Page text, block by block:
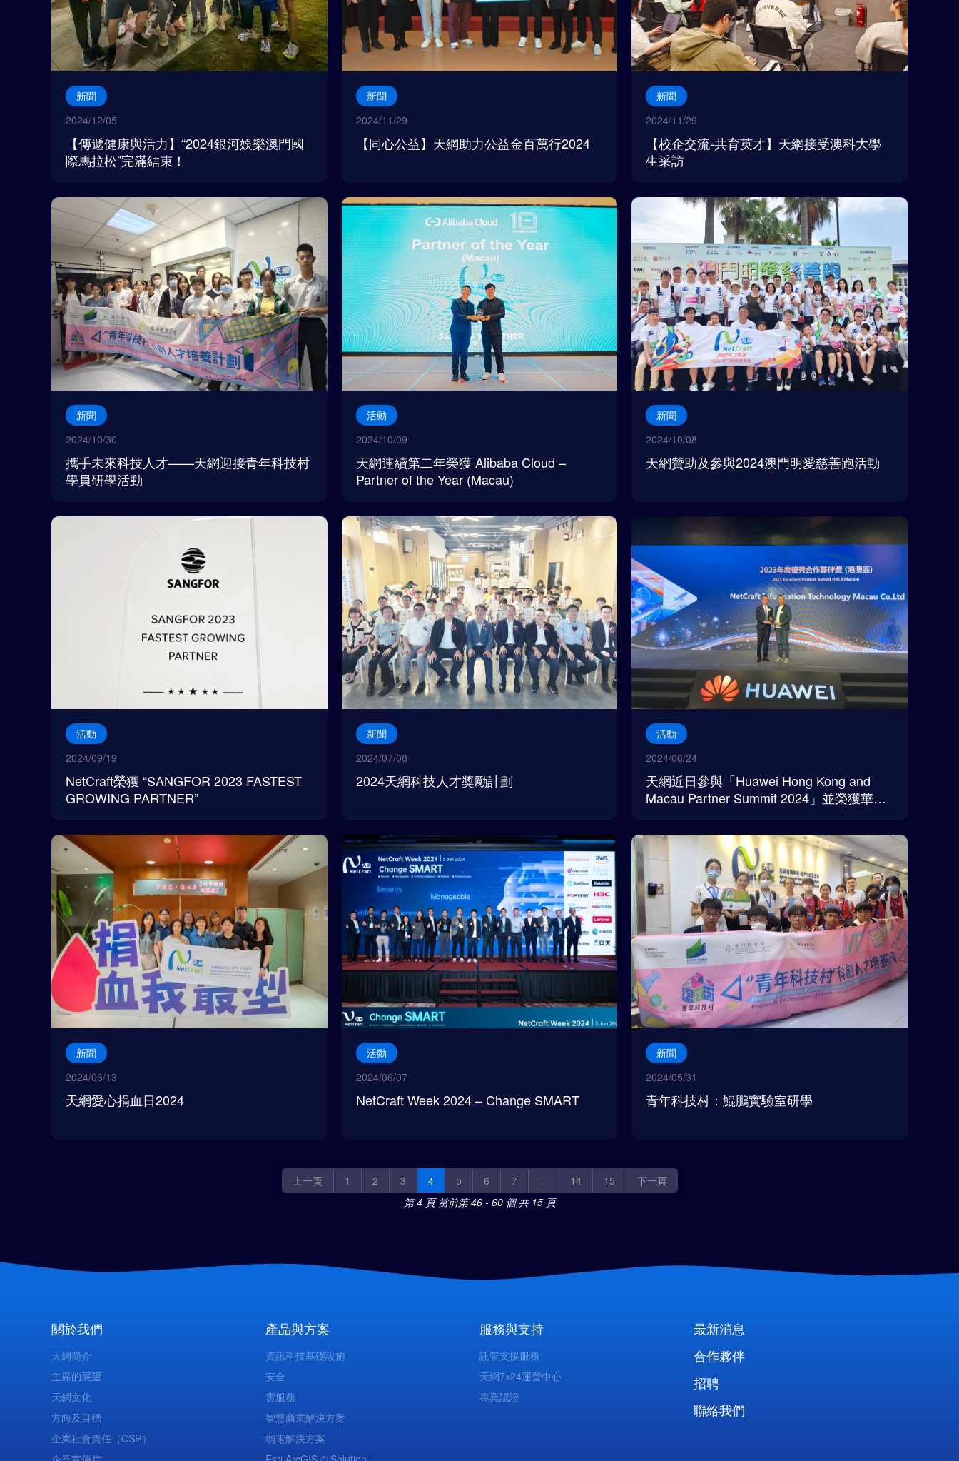
新聞
2024/12/05
【傳遞健康與活力】“2024銀河娛樂澳門國
際馬拉松”完滿結束！
新聞
2024/11/29
【同心公益】天網助力公益金百萬行2024
新聞
2024/11/29
【校企交流-共育英才】天網接受澳科大學
生采訪
新聞
2024/10/30
攜手未來科技人才——天網迎接青年科技村
學員研學活動
活動
2024/10/09
天網連續第二年榮獲 Alibaba Cloud –
Partner of the Year (Macau)
新聞
2024/10/08
天網贊助及參與2024澳門明愛慈善跑活動
活動
2024/09/19
NetCraft榮獲 “SANGFOR 2023 FASTEST
GROWING PARTNER”
新聞
2024/07/08
2024天網科技人才獎勵計劃
活動
2024/06/24
天網近日參與「Huawei Hong Kong and
Macau Partner Summit 2024」並榮獲華為
新聞
2024/06/13
天網愛心捐血日2024
活動
2024/06/07
NetCraft Week 2024 – Change SMART
新聞
2024/05/31
青年科技村：鯤鵬實驗室研學
上一頁 1 2 3 4 5 6 7 ... 14 15
下一頁
第 4 頁 當前第 46 - 60 個,共 15 頁
關於我們
天網簡介
主席的展望
天網文化
方向及目標
企業社會責任（CSR）
產品與方案
資訊科技基礎設施
安全
雲服務
智慧商業解決方案
弱電解決方案
服務與支持
託管支援服務
天網7x24運營中心
專業認證
最新消息
合作夥伴
招聘
聯絡我們